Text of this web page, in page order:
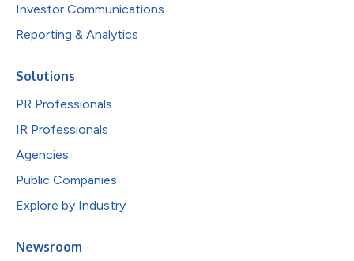
Investor Communications
Reporting & Analytics
Solutions
PR Professionals
IR Professionals
Agencies
Public Companies
Explore by Industry
Newsroom